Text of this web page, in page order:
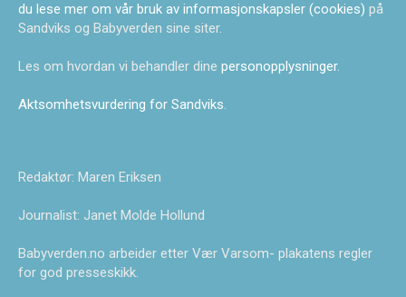
du lese mer om vår bruk av informasjonskapsler (cookies) på
Sandviks og Babyverden sine siter.
Les om hvordan vi behandler dine personopplysninger.
Aktsomhetsvurdering for Sandviks.
Redaktør: Maren Eriksen
Journalist: Janet Molde Hollund
Babyverden.no arbeider etter Vær Varsom- plakatens regler
for god presseskikk.